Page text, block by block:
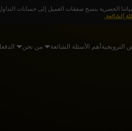
الحصرية بنسخ صفقات العميل إلى حسابات
الشائعة.
الترويجيةأهم الأسئلة الشائعة من نحن